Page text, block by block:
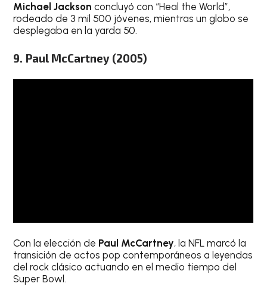
Michael Jackson concluyó con “Heal the World”,
rodeado de 3 mil 500 jóvenes, mientras un globo se
desplegaba en la yarda 50.
9. Paul McCartney (2005)
Con la elección de Paul McCartney, la NFL marcó la
transición de actos pop contemporáneos a leyendas
del rock clásico actuando en el medio tiempo del
Super Bowl.